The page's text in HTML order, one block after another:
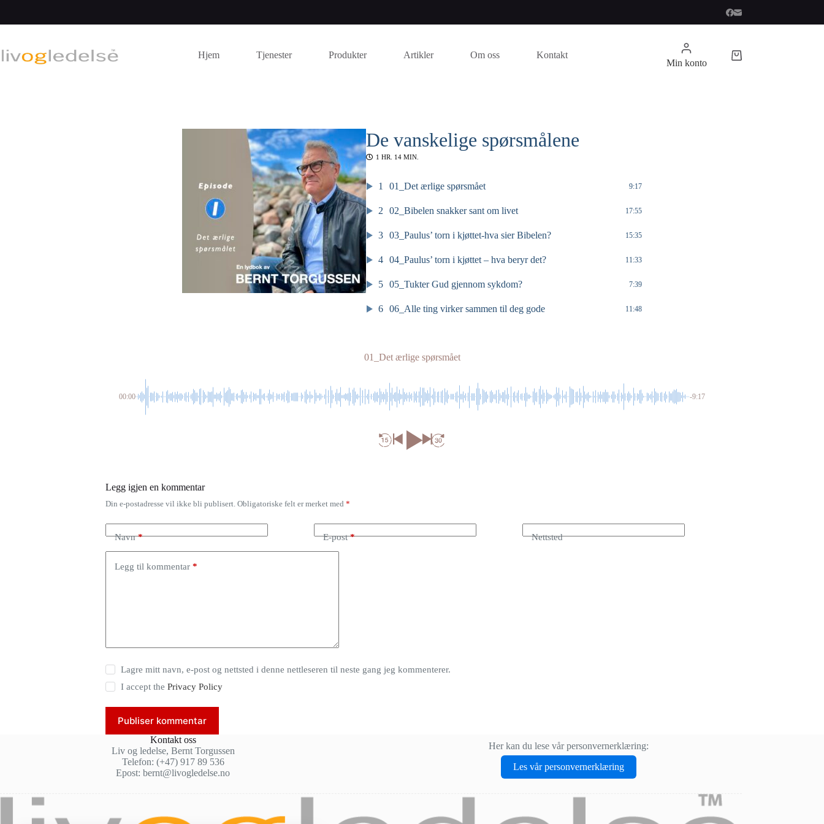
innholdet
Hjem Tjenester Produkter Artikler Om oss Kontakt
Min konto Handlekurv
De vanskelige spørsmålene
1 HR. 14 MIN.
1 01_Det ærlige spørsmået 9:17
2 02_Bibelen snakker sant om livet 17:55
3 03_Paulus’ torn i kjøttet-hva sier Bibelen? 15:35
4 04_Paulus’ torn i kjøttet – hva beryr det? 11:33
5 05_Tukter Gud gjennom sykdom? 7:39
6 06_Alle ting virker sammen til deg gode 11:48
01_Det ærlige spørsmået
00:00 -9:17
Legg igjen en kommentar
Din e-postadresse vil ikke bli publisert. Obligatoriske felt er merket med *
Navn* E-post* Nettsted
Legg til kommentar *
Lagre mitt navn, e-post og nettsted i denne nettleseren til neste gang jeg kommenterer.
I accept thePrivacy Policy
Publiser kommentar
Kontakt oss
Liv og ledelse, Bernt Torgussen
Telefon: (+47) 917 89 536
Epost: bernt@livogledelse.no
Her kan du lese vår personvernerklæring:
Les vår personvernerklæring